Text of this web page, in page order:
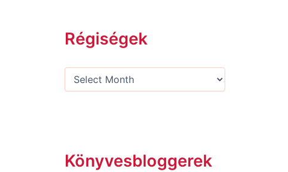
Régiségek
Könyvesbloggerek